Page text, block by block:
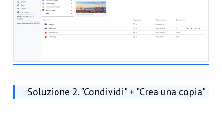
Soluzione 2. "Condividi" + "Crea una copia"